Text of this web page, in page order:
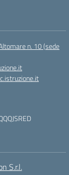
n. 10 (sede
S.r.l.